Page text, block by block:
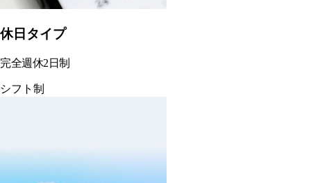
休日タイプ
完全週休2日制
シフト制